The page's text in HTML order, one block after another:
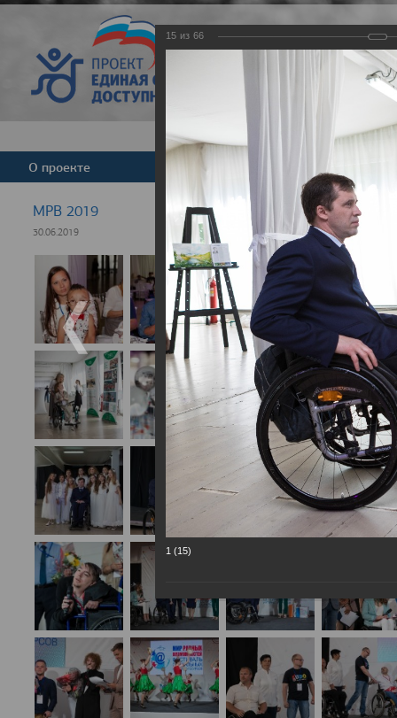
Версия для
О проекте Команда
МРВ 2019
30.06.2019
15 из 66
1 (15)